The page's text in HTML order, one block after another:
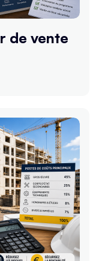
de vente